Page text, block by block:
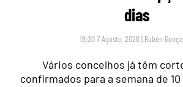
dias
18:30 7 Agosto, 2026 | Rubén
Vários concelhos já têm
confirmados para a semana de 10